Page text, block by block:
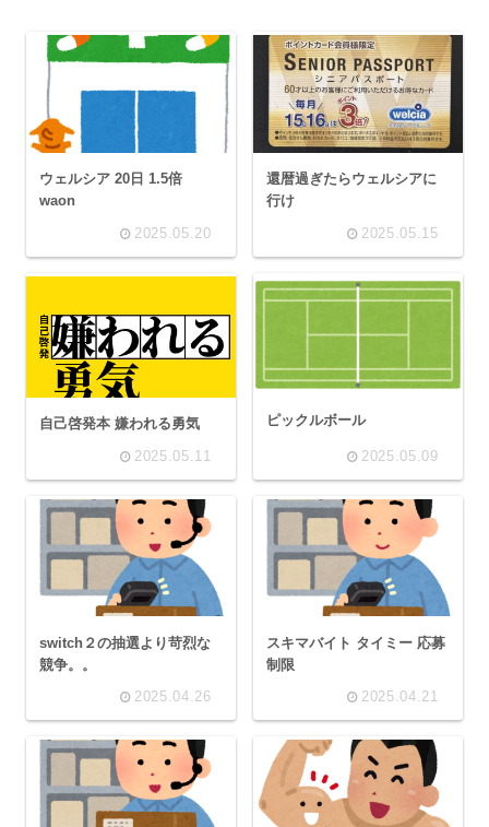
ウェルシア 20日 1.5倍
waon
2025.05.20
還暦過ぎたらウェルシアに
行け
2025.05.15
自己啓発本 嫌われる勇気
2025.05.11
ピックルボール
2025.05.09
switch２の抽選より苛烈な
競争。。
2025.04.26
スキマバイト タイミー 応募
制限
2025.04.21